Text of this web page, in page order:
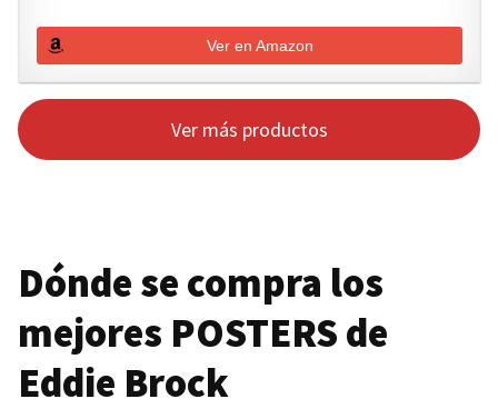
Ver en Amazon
Ver más productos
Dónde se compra los
mejores POSTERS de
Eddie Brock